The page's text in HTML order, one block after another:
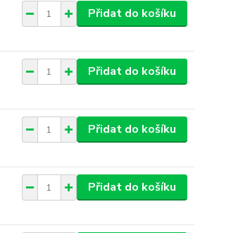
Přidat do košíku
Přidat do košíku
Přidat do košíku
Přidat do košíku